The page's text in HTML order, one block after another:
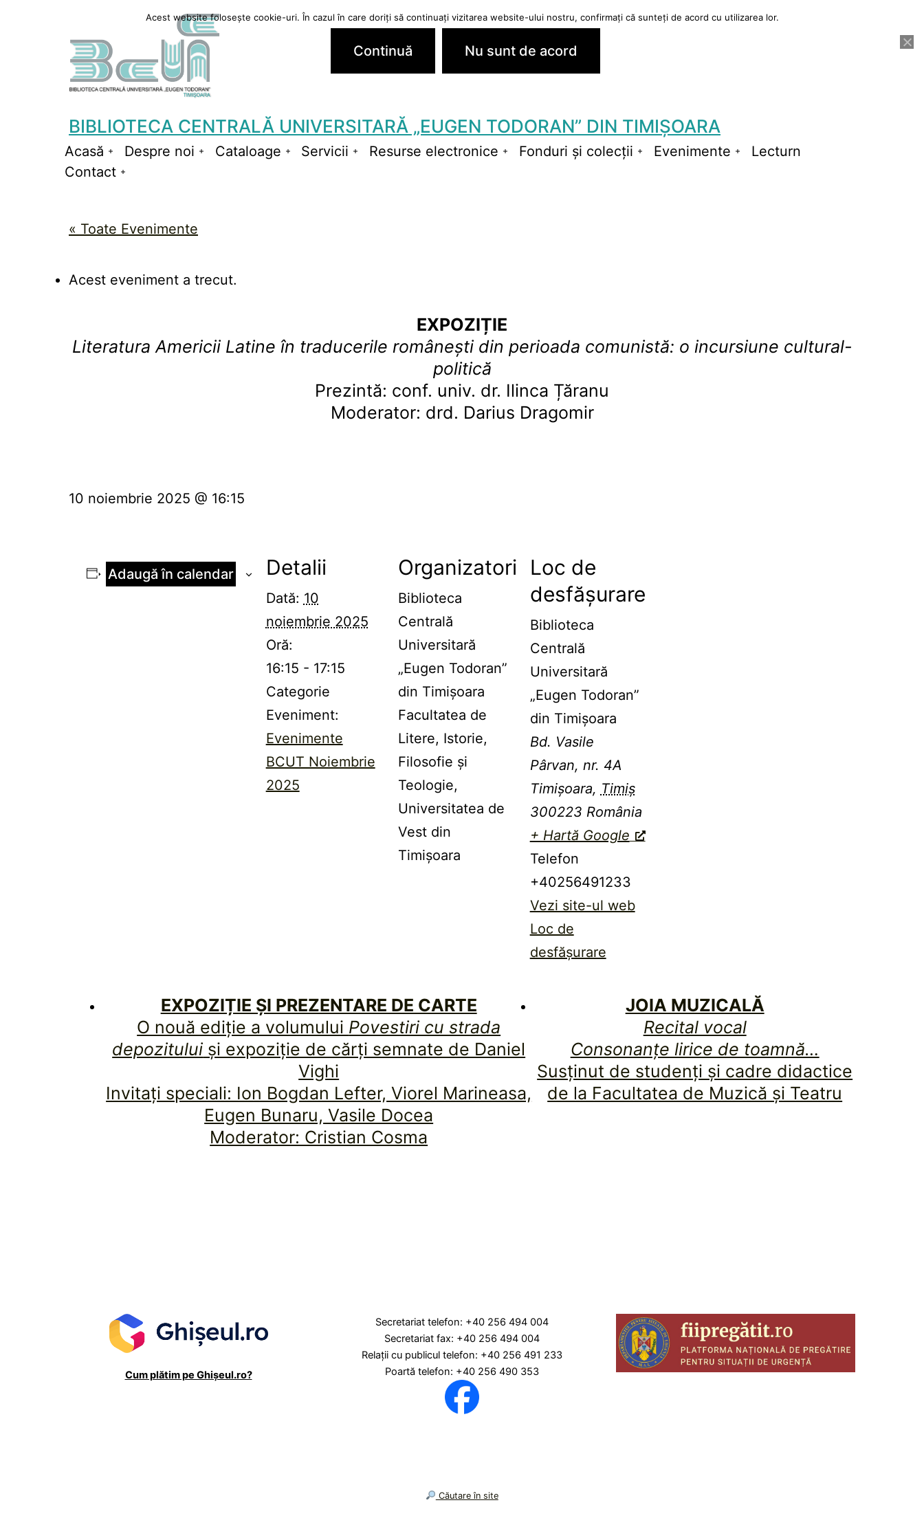
BIBLIOTECA CENTRALĂ UNIVERSITARĂ „EUGEN TODORAN” DIN TIMIȘOARA
Acasă
Deschide
meniul
Despre noi
Deschide
Cataloage
Deschide
Servicii
Deschide
Resurse electronice
Deschide
Fonduri și colecții
Deschide
Evenimente
Deschide
Lecturn
Contact
« Toate Evenimente
Acest eveniment a trecut.
EXPOZIȚIE
Literatura Americii Latine în traducerile românești din perioada comunistă: o incursiune cultural-
politică
Prezintă: conf. univ. dr. Ilinca Țăranu
Moderator: drd. Darius Dragomir
10 noiembrie 2025 @ 16:15
Adaugă în calendar Detalii
Dată: 10
noiembrie 2025
Oră:
16:15 - 17:15
Categorie
Eveniment:
Evenimente
BCUT Noiembrie
2025
Organizatori
Biblioteca
Centrală
Universitară
„Eugen Todoran”
din Timișoara
Facultatea de
Litere, Istorie,
Filosofie și
Teologie,
Universitatea de
Vest din
Timișoara
Loc de
desfășurare
Biblioteca
Centrală
Universitară
„Eugen Todoran”
din Timişoara
Bd. Vasile
Pârvan, nr. 4A
Timișoara, Timiș
300223 România
+ Hartă Google
Telefon
+40256491233
Vezi site-ul web
Loc de
desfășurare
EXPOZIȚIE ȘI PREZENTARE DE CARTE
O nouă ediție a volumului Povestiri cu strada
depozituluiși expoziție de cărți semnate de Daniel
Vighi
Invitați speciali: Ion Bogdan Lefter, Viorel Marineasa,
Eugen Bunaru, Vasile Docea
Moderator: Cristian Cosma
JOIA MUZICALĂ
Recital vocal
Consonanțe lirice de toamnă…
Susținut de studenți și cadre didactice
de la Facultatea de Muzică și Teatru
Cum plătim pe Ghișeul.ro?
Secretariat telefon: +40 256 494 004
Secretariat fax: +40 256 494 004
Relaţii cu publicul telefon: +40 256 491 233
Poartă telefon: +40 256 490 353
︎ Căutare în site
Acest website folosește cookie-uri. În cazul în care doriți să continuați vizitarea website-ului nostru, confirmați că sunteți de acord cu utilizarea lor.
Continuă Nu sunt de acord